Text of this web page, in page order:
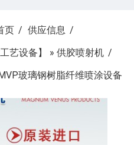
页
供应信息
艺设备】 » 供胶喷射机
玻璃钢树脂纤维喷涂设备